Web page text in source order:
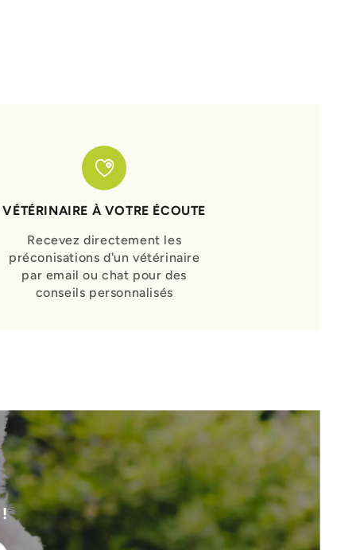
VÉTÉRINAIRE À VOTRE ÉCOUTE
Recevez directement les
préconisations d'un vétérinaire
par email ou chat pour des
conseils personnalisés
!